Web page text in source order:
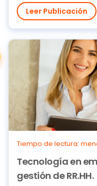
Leer Publicación
Tiempo de lectura:
Tecnología en
gestión de RR.HH.